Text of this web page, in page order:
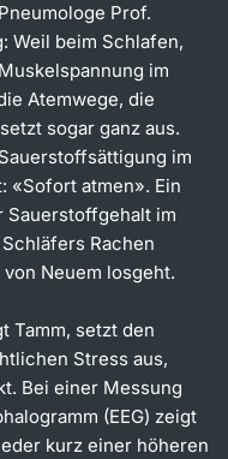
Prof.
Weil beim Schlafen,
im
Atemwege, die
sogar ganz aus.
im
«Sofort atmen». Ein
Sauerstoffgehalt im
Rachen
Neuem losgeht.
Tamm, setzt den
Stress aus,
Bei einer Messung
(EEG) zeigt
kurz einer höheren